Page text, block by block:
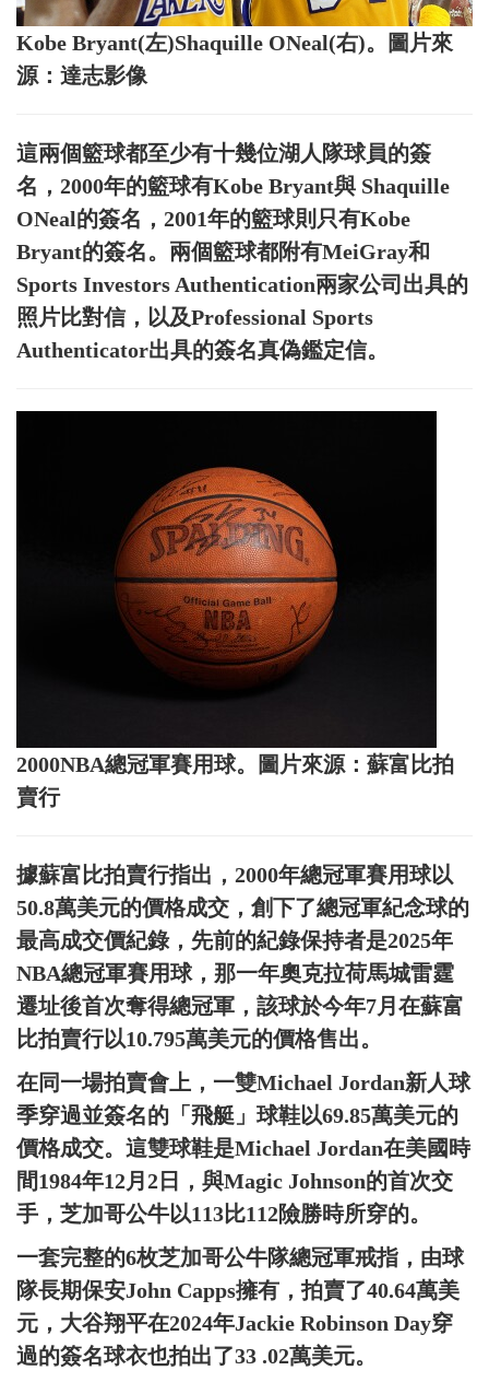
Kobe Bryant(左)Shaquille ONeal(右)。圖片來
源：達志影像
這兩個籃球都至少有十幾位湖人隊球員的簽
名，2000年的籃球有Kobe Bryant與 Shaquille
ONeal的簽名，2001年的籃球則只有Kobe
Bryant的簽名。兩個籃球都附有MeiGray和
Sports Investors Authentication兩家公司出具的
照片比對信，以及Professional Sports
Authenticator出具的簽名真偽鑑定信。
2000NBA總冠軍賽用球。圖片來源：蘇富比拍
賣行
據蘇富比拍賣行指出，2000年總冠軍賽用球以
50.8萬美元的價格成交，創下了總冠軍紀念球的
最高成交價紀錄，先前的紀錄保持者是2025年
NBA總冠軍賽用球，那一年奧克拉荷馬城雷霆
遷址後首次奪得總冠軍，該球於今年7月在蘇富
比拍賣行以10.795萬美元的價格售出。
在同一場拍賣會上，一雙Michael Jordan新人球
季穿過並簽名的「飛艇」球鞋以69.85萬美元的
價格成交。這雙球鞋是Michael Jordan在美國時
間1984年12月2日，與Magic Johnson的首次交
手，芝加哥公牛以113比112險勝時所穿的。
一套完整的6枚芝加哥公牛隊總冠軍戒指，由球
隊長期保安John Capps擁有，拍賣了40.64萬美
元，大谷翔平在2024年Jackie Robinson Day穿
過的簽名球衣也拍出了33 .02萬美元。